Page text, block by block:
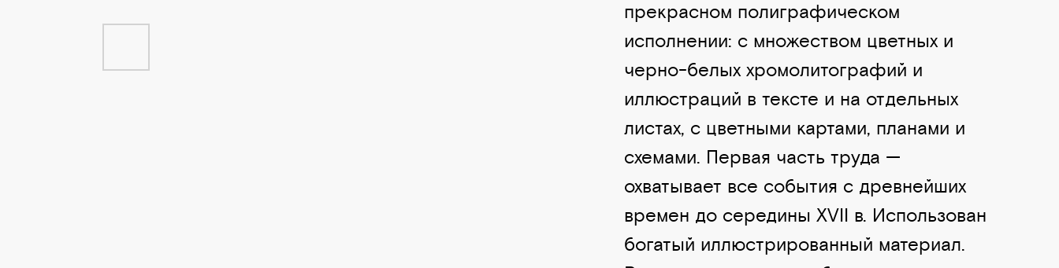
прекрасном полиграфическом
исполнении: с множеством цветных и
черно-белых хромолитографий и
иллюстраций в тексте и на отдельных
листах, с цветными картами, планами и
схемами. Первая часть труда —
охватывает все события с древнейших
времен до середины XVII в. Использован
богатый иллюстрированный материал.